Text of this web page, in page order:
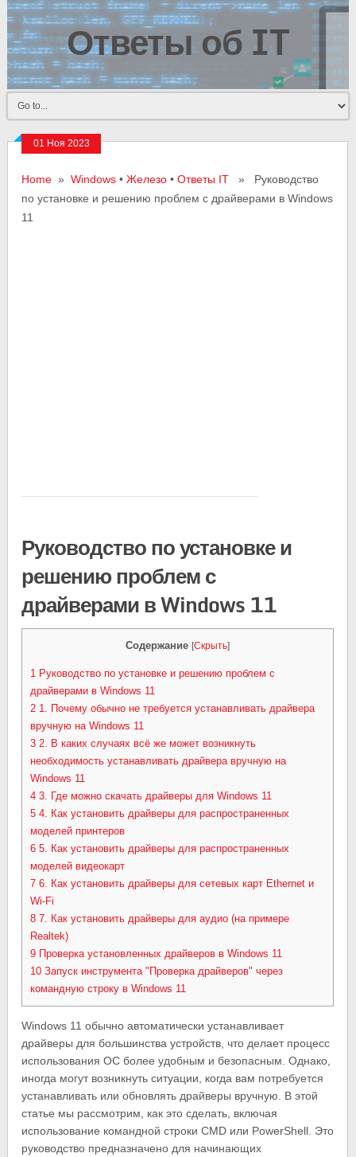
Ответы об IT
01 Ноя 2023
Home »Windows •Железо •Ответы IT » Руководство
по установке и решению проблем с драйверами в Windows
11
Руководство по установке и
решению проблем с
драйверами в Windows 11
Содержание [Скрыть]
1 Руководство по установке и решению проблем с
драйверами в Windows 11
2 1. Почему обычно не требуется устанавливать драйвера
вручную на Windows 11
3 2. В каких случаях всё же может возникнуть
необходимость устанавливать драйвера вручную на
Windows 11
4 3. Где можно скачать драйверы для Windows 11
5 4. Как установить драйверы для распространенных
моделей принтеров
6 5. Как установить драйверы для распространенных
моделей видеокарт
7 6. Как установить драйверы для сетевых карт Ethernet и
Wi-Fi
8 7. Как установить драйверы для аудио (на примере
Realtek)
9 Проверка установленных драйверов в Windows 11
10 Запуск инструмента "Проверка драйверов" через
командную строку в Windows 11
Windows 11 обычно автоматически устанавливает
драйверы для большинства устройств, что делает процесс
использования ОС более удобным и безопасным. Однако,
иногда могут возникнуть ситуации, когда вам потребуется
устанавливать или обновлять драйверы вручную. В этой
статье мы рассмотрим, как это сделать, включая
использование командной строки CMD или PowerShell. Это
руководство предназначено для начинающих